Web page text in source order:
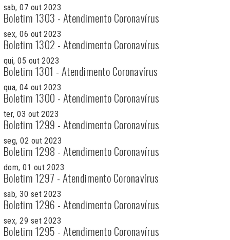
sab, 07 out 2023
Boletim 1303 - Atendimento Coronavírus
sex, 06 out 2023
Boletim 1302 - Atendimento Coronavírus
qui, 05 out 2023
Boletim 1301 - Atendimento Coronavírus
qua, 04 out 2023
Boletim 1300 - Atendimento Coronavírus
ter, 03 out 2023
Boletim 1299 - Atendimento Coronavírus
seg, 02 out 2023
Boletim 1298 - Atendimento Coronavírus
dom, 01 out 2023
Boletim 1297 - Atendimento Coronavírus
sab, 30 set 2023
Boletim 1296 - Atendimento Coronavírus
sex, 29 set 2023
Boletim 1295 - Atendimento Coronavírus